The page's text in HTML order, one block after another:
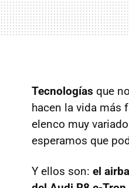
Tecnologías que
hacen la vida más
elenco muy
esperamos que
Y ellos son: el